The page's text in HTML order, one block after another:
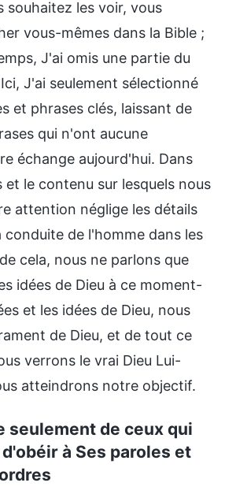
souhaitez les voir, vous
vous-mêmes dans la Bible ;
J'ai omis une partie du
J'ai seulement sélectionné
et phrases clés, laissant de
qui n'ont aucune
échange aujourd'hui. Dans
et le contenu sur lesquels nous
attention néglige les détails
conduite de l'homme dans les
cela, nous ne parlons que
idées de Dieu à ce moment-
et les idées de Dieu, nous
de Dieu, et de tout ce
verrons le vrai Dieu Lui-
atteindrons notre objectif.
seulement de ceux qui
à Ses paroles et